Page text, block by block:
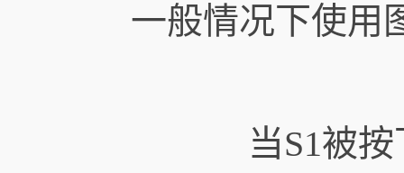
一般情况下使用
当S1被按下